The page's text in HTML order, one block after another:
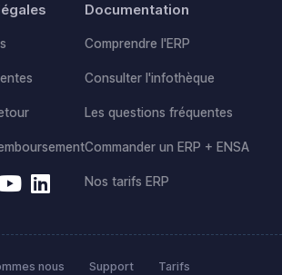
Documentation
Comprendre l'ERP
Consulter l'infothèque
Les questions fréquentes
Commander un ERP + ENSA
Nos tarifs ERP
nous Support Tarifs